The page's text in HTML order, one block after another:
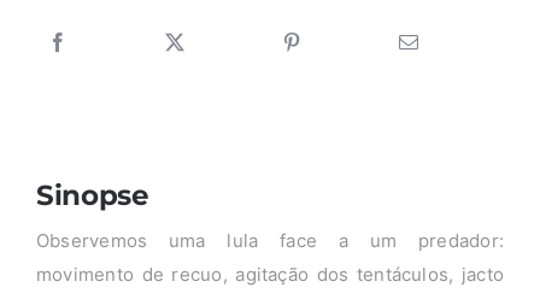
Sinopse
Observemos uma lula face a um predador:
movimento de recuo, agitação dos tentáculos, jacto